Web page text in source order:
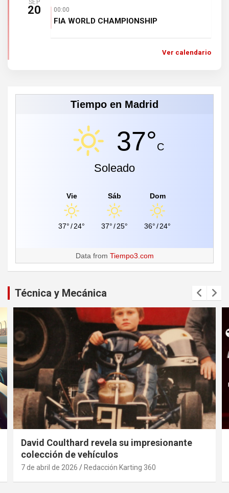
SEP
20 00:00
FIA WORLD CHAMPIONSHIP
Ver calendario
Tiempo en Madrid
37°C
Soleado
Vie
37°/24°
Sáb
37°/25°
Dom
36°/24°
Data from Tiempo3.com
Técnica y Mecánica
David Coulthard revela su impresionante
colección de vehículos
7 de abril de 2026 Redacción Karting 360